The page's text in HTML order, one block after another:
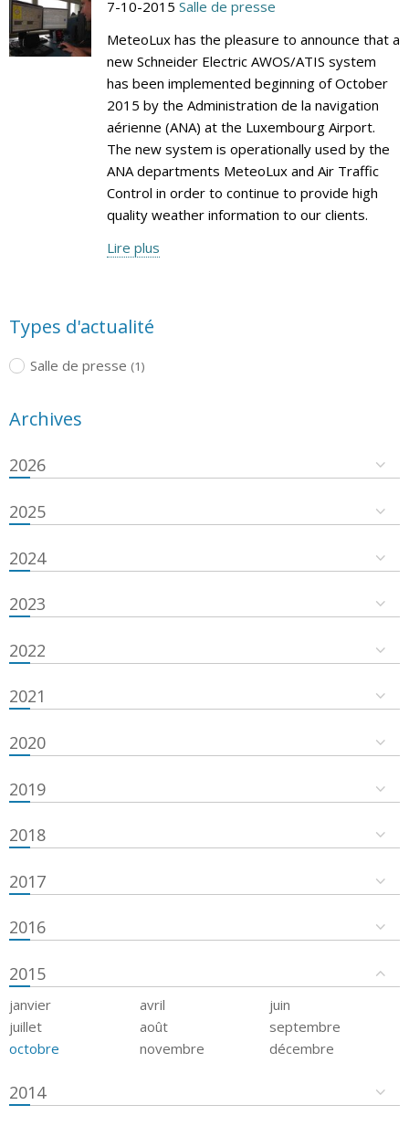
7-10-2015 Salle de presse
MeteoLux has the pleasure to announce that a
new Schneider Electric AWOS/ATIS system
has been implemented beginning of October
2015 by the Administration de la navigation
aérienne (ANA) at the Luxembourg Airport.
The new system is operationally used by the
ANA departments MeteoLux and Air Traffic
Control in order to continue to provide high
quality weather information to our clients.
Lire plus
Types d'actualité
Salle de presse (1)
Archives
2026
2025
2024
2023
2022
2021
2020
2019
2018
2017
2016
2015
janvier avril
juin
juillet
août
septembre
octobre
novembre décembre
2014